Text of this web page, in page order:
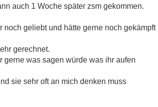
auch 1 Woche später zsm gekommen.
geliebt und hätte gerne noch gekämpft
gerechnet.
gerne was sagen würde was ihr aufen
sie sehr oft an mich denken muss